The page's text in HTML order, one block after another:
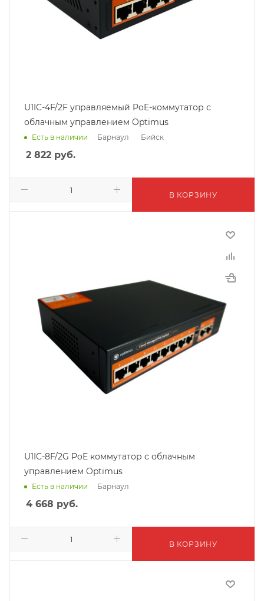
U1IC-4F/2F управляемый PoE-коммутатор с
облачным управлением Optimus
Есть в наличии Барнаул Бийск
2 822 руб.
В КОРЗИНУ
U1IC-8F/2G PoE коммутатор с облачным
управлением Optimus
Есть в наличии Барнаул
4 668 руб.
В КОРЗИНУ